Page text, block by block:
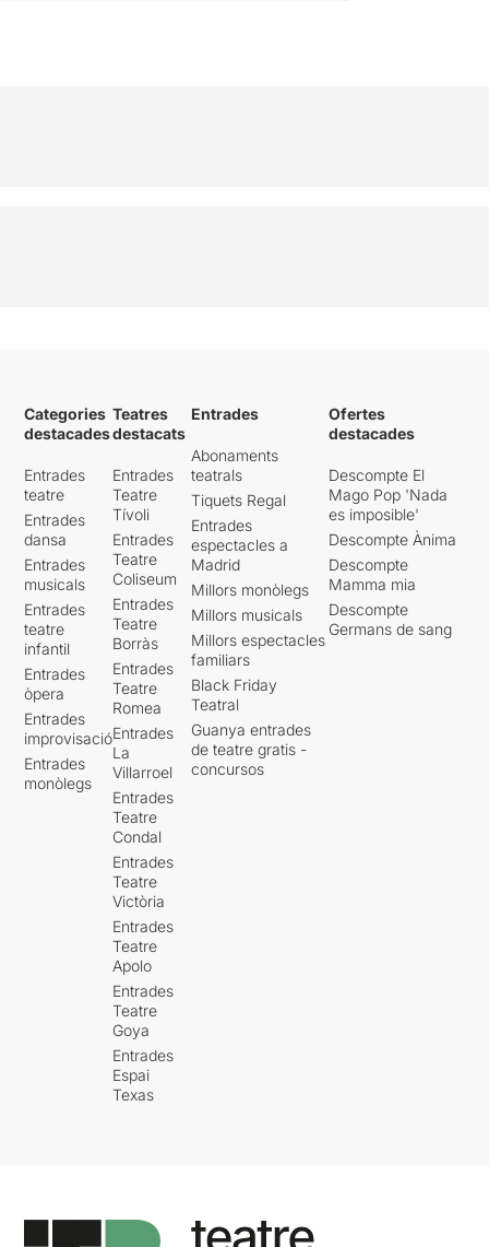
Categories
destacades
Entrades
teatre
Entrades
dansa
Entrades
musicals
Entrades
teatre
infantil
Entrades
òpera
Entrades
improvisació
Entrades
monòlegs
Teatres
destacats
Entrades
Teatre
Tívoli
Entrades
Teatre
Coliseum
Entrades
Teatre
Borràs
Entrades
Teatre
Romea
Entrades
La
Villarroel
Entrades
Teatre
Condal
Entrades
Teatre
Victòria
Entrades
Teatre
Apolo
Entrades
Teatre
Goya
Entrades
Espai
Texas
Entrades
Abonaments
teatrals
Tiquets Regal
Entrades
espectacles a
Madrid
Millors monòlegs
Millors musicals
Millors espectacles
familiars
Black Friday
Teatral
Guanya entrades
de teatre gratis -
concursos
Ofertes
destacades
Descompte El
Mago Pop 'Nada
es imposible'
Descompte Ànima
Descompte
Mamma mia
Descompte
Germans de sang